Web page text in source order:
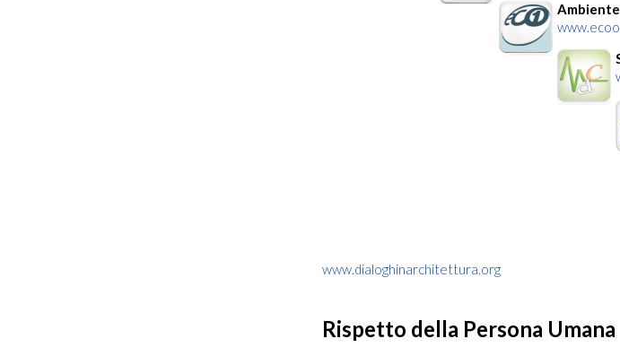
Ambiente
www.dialoghinarchitettura.org
Rispetto della Persona Umana